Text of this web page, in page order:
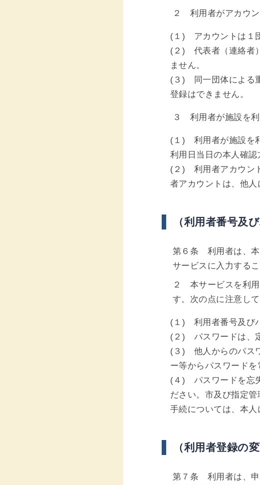
２ 利用者がアカウン
(１) アカウントは１
(２) 代表者（連絡者
ません。
(３) 同一団体による
登録はできません。
３ 利用者が施設を利
(１) 利用者が施設を
利用日当日の本人確認
(２) 利用者アカウン
者アカウントは、他人
（利用者番号及
第６条 利用者は、本
サービスに入力する
２ 本サービスを利
す。次の点に注意し
(１) 利用者番号及び
(２) パスワードは、
(３) 他人からのパス
ー等からパスワードを
(４) パスワードを忘
ださい。市及び指定
手続については、本人
（利用者登録の変
第７条 利用者は、申